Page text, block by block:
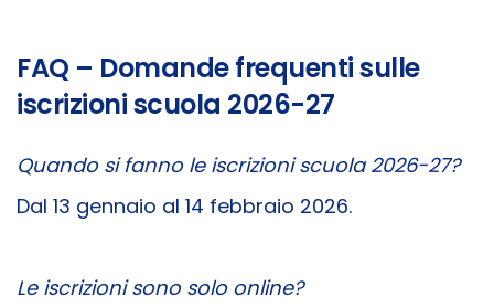
FAQ – Domande frequenti sulle
iscrizioni scuola 2026-27
Quando si fanno le iscrizioni scuola 2026-27?
Dal 13 gennaio al 14 febbraio 2026.
Le iscrizioni sono solo online?